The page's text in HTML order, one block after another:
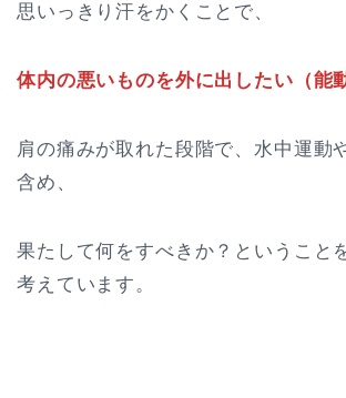
思いっきり汗をかくことで、
体内の悪いものを外に出したい（能
肩の痛みが取れた段階で、水中運動
含め、
果たして何をすべきか？ということ
考えています。